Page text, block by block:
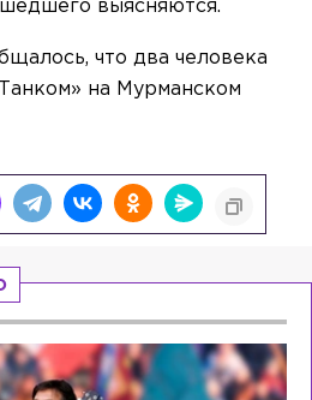
выясняются.
что два человека
на Мурманском